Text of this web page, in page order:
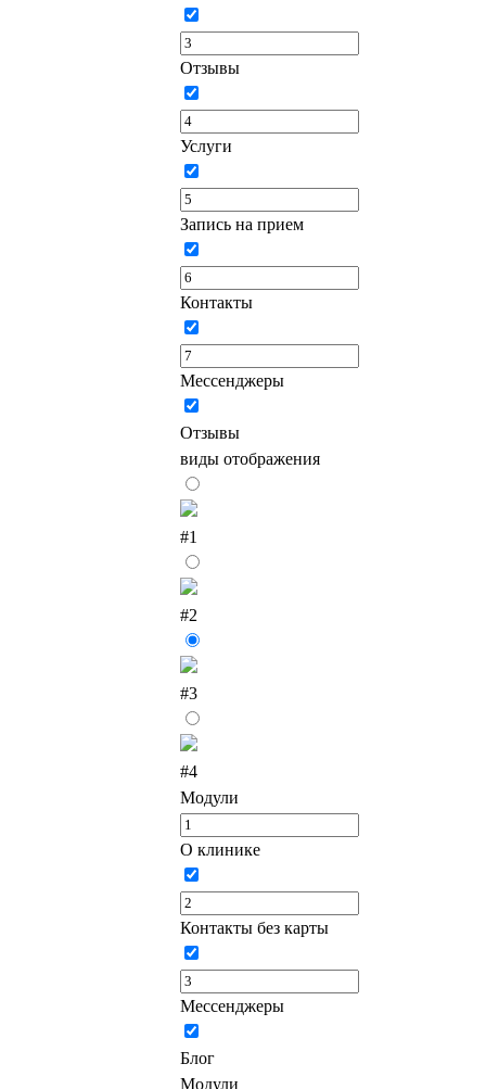
Отзывы
Услуги
Запись на прием
Контакты
Мессенджеры
Отзывы
виды отображения
#1
#2
#3
#4
Модули
О клинике
Контакты без карты
Мессенджеры
Блог
Модули